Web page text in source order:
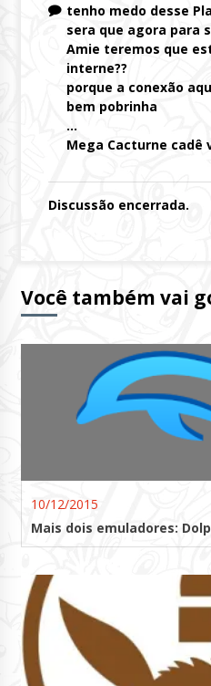
tenho medo desse
sera que agora para
Amie teremos que
interne??
porque a conexão
bem pobrinha
…
Mega Cacturne cadê
Discussão encerrada.
Você também vai
10/12/2015
Mais dois emuladores: